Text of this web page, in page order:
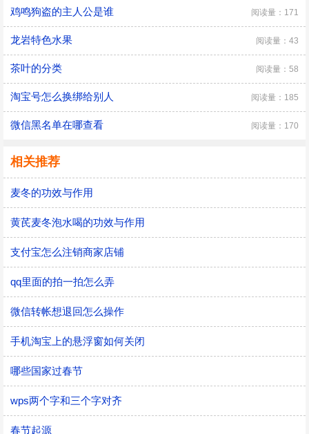
鸡鸣狗盗的主人公是谁 阅读量：171
龙岩特色水果 阅读量：43
茶叶的分类 阅读量：58
淘宝号怎么换绑给别人 阅读量：185
微信黑名单在哪查看 阅读量：170
相关推荐
麦冬的功效与作用
黄芪麦冬泡水喝的功效与作用
支付宝怎么注销商家店铺
qq里面的拍一拍怎么弄
微信转帐想退回怎么操作
手机淘宝上的悬浮窗如何关闭
哪些国家过春节
wps两个字和三个字对齐
春节起源